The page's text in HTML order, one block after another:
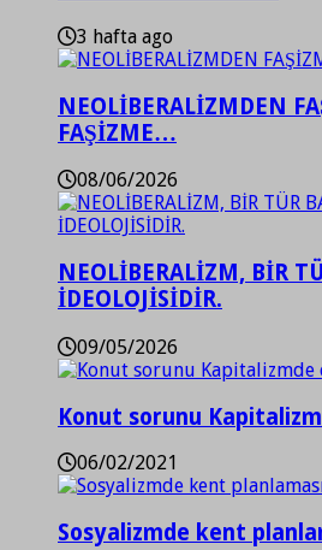
3 hafta ago
NEOLİBERALİZMDEN
FAŞİZME…
08/06/2026
NEOLİBERALİZM, BİR
İDEOLOJİSİDİR.
09/05/2026
Konut sorunu
06/02/2021
Sosyalizmde kent